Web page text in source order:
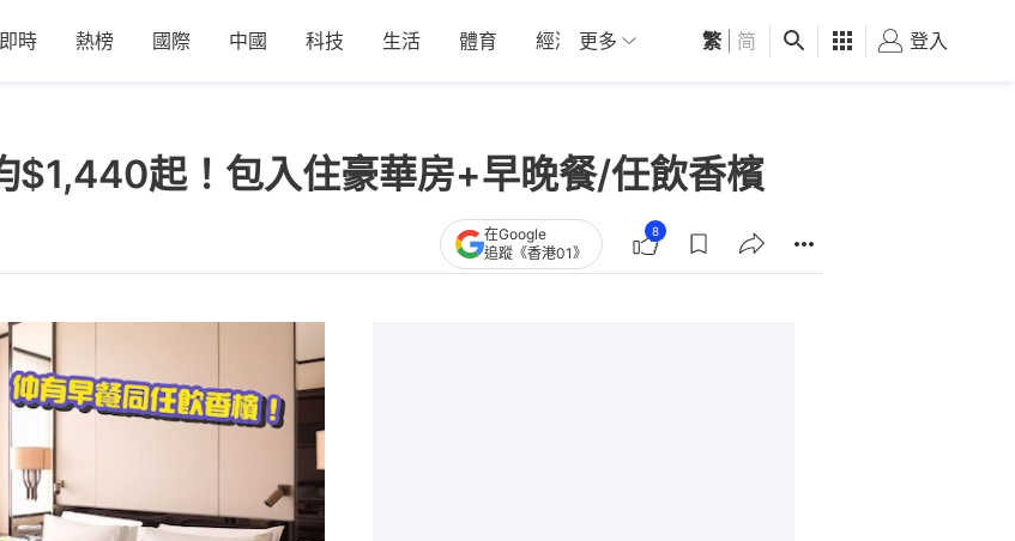
即時 熱榜 國際 中國 科技 生活 體育 經濟 01深圳 觀點 健康 好食玩飛
更多 繁 简 登入
起！包入住豪華房+早晚餐/任飲香檳
在Google
追蹤《香港01》
8